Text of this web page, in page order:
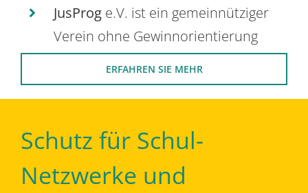
JusProg e.V. ist ein gemeinnütziger
Verein ohne Gewinnorientierung
ERFAHREN SIE MEHR
Schutz für Schul-
Netzwerke und